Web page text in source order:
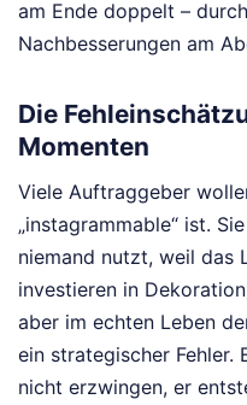
am Ende doppelt –
Nachbesserungen am
Die
Momenten
Viele Auftraggeber
„instagrammable“ ist.
niemand nutzt, weil das
investieren in
aber im echten Leben
ein strategischer Fehler.
nicht erzwingen, er